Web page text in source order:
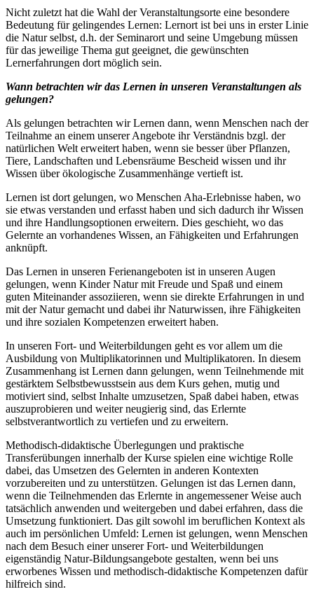
Nicht zuletzt hat die Wahl der Veranstaltungsorte eine besondere
Bedeutung für gelingendes Lernen: Lernort ist bei uns in erster Linie
die Natur selbst, d.h. der Seminarort und seine Umgebung müssen
für das jeweilige Thema gut geeignet, die gewünschten
Lernerfahrungen dort möglich sein.
Wann betrachten wir das Lernen in unseren Veranstaltungen als
gelungen?
Als gelungen betrachten wir Lernen dann, wenn Menschen nach der
Teilnahme an einem unserer Angebote ihr Verständnis bzgl. der
natürlichen Welt erweitert haben, wenn sie besser über Pflanzen,
Tiere, Landschaften und Lebensräume Bescheid wissen und ihr
Wissen über ökologische Zusammenhänge vertieft ist.
Lernen ist dort gelungen, wo Menschen Aha-Erlebnisse haben, wo
sie etwas verstanden und erfasst haben und sich dadurch ihr Wissen
und ihre Handlungsoptionen erweitern. Dies geschieht, wo das
Gelernte an vorhandenes Wissen, an Fähigkeiten und Erfahrungen
anknüpft.
Das Lernen in unseren Ferienangeboten ist in unseren Augen
gelungen, wenn Kinder Natur mit Freude und Spaß und einem
guten Miteinander assoziieren, wenn sie direkte Erfahrungen in und
mit der Natur gemacht und dabei ihr Naturwissen, ihre Fähigkeiten
und ihre sozialen Kompetenzen erweitert haben.
In unseren Fort- und Weiterbildungen geht es vor allem um die
Ausbildung von Multiplikatorinnen und Multiplikatoren. In diesem
Zusammenhang ist Lernen dann gelungen, wenn Teilnehmende mit
gestärktem Selbstbewusstsein aus dem Kurs gehen, mutig und
motiviert sind, selbst Inhalte umzusetzen, Spaß dabei haben, etwas
auszuprobieren und weiter neugierig sind, das Erlernte
selbstverantwortlich zu vertiefen und zu erweitern.
Methodisch-didaktische Überlegungen und praktische
Transferübungen innerhalb der Kurse spielen eine wichtige Rolle
dabei, das Umsetzen des Gelernten in anderen Kontexten
vorzubereiten und zu unterstützen. Gelungen ist das Lernen dann,
wenn die Teilnehmenden das Erlernte in angemessener Weise auch
tatsächlich anwenden und weitergeben und dabei erfahren, dass die
Umsetzung funktioniert. Das gilt sowohl im beruflichen Kontext als
auch im persönlichen Umfeld: Lernen ist gelungen, wenn Menschen
nach dem Besuch einer unserer Fort- und Weiterbildungen
eigenständig Natur-Bildungsangebote gestalten, wenn bei uns
erworbenes Wissen und methodisch-didaktische Kompetenzen dafür
hilfreich sind.